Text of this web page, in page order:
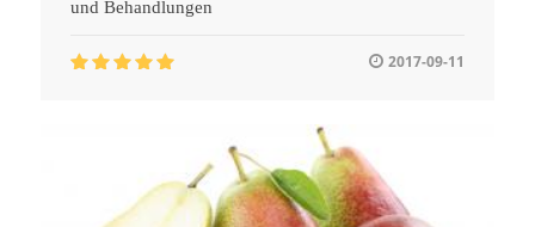
und Behandlungen
2017-09-11